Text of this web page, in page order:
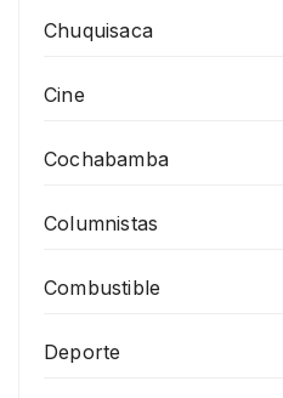
Chuquisaca
Cine
Cochabamba
Columnistas
Combustible
Deporte